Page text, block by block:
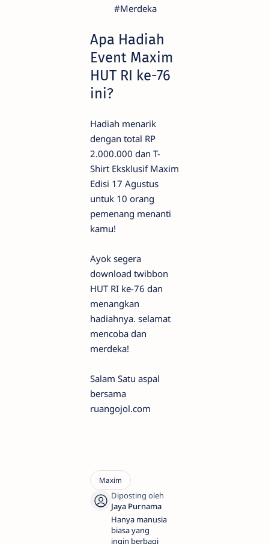
#Merdeka
Apa Hadiah
Event Maxim
HUT RI ke-76
ini?
Hadiah menarik
dengan total RP
2.000.000 dan T-
Shirt Eksklusif Maxim
Edisi 17 Agustus
untuk 10 orang
pemenang menanti
kamu!
Ayok segera
download twibbon
HUT RI ke-76 dan
menangkan
hadiahnya. selamat
mencoba dan
merdeka!
Salam Satu aspal
bersama
ruangojol.com
Hanya manusia
biasa yang
ingin berbagi